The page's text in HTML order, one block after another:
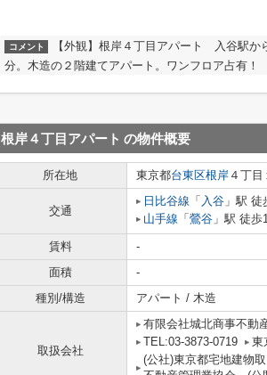
コメント
【外観】根岸４丁目アパート 入谷駅か
分。木造の２階建てアパート。ワンフロア占有！
根岸４丁目アパート の物件概要
所在地 東京都台東区根岸 ４丁目
交通
日比谷線 「 入谷 」駅 徒
山手線 「 鶯谷 」駅 徒歩
賃料 -
面積
-
種別/構造
アパート / 木造
取扱会社
有限会社城北商事不動
TEL:03-3873-0719
東
(公社)東京都宅地建物